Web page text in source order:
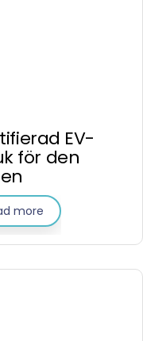
EV-
för den
more